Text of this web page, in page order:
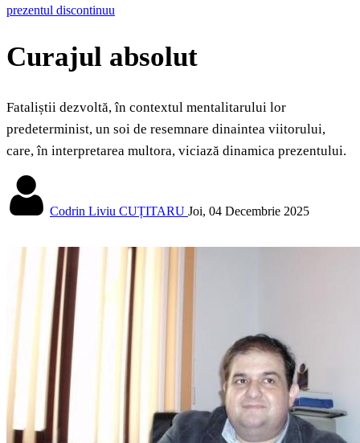
prezentul discontinuu
Curajul absolut
Fataliștii dezvoltă, în contextul mentalitarului lor
predeterminist, un soi de resemnare dinaintea viitorului,
care, în interpretarea multora, viciază dinamica prezentului.
Codrin Liviu CUȚITARU Joi, 04 Decembrie 2025